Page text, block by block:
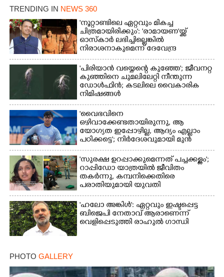
TRENDING IN NEWS 360
'നൂറ്റാണ്ടിലെ ഏറ്റവും മികച്ച
ചിത്രമായിരിക്കും': 'രാമായണ'യ്ക്ക്
ഓസ്കാ‌ർ ലഭിച്ചില്ലെങ്കിൽ
നിരാശനാകുമെന്ന് ദേവേന്ദ്ര
ഫഡ്നാവിസ്
'പിരിയാൻ വയ്യെന്റെ കുഞ്ഞേ'; ജീവനറ്റ
കുഞ്ഞിനെ ചുമലിലേറ്റി നീന്തുന്ന
ഡോൾഫിൻ; കടലിലെ വൈകാരിക
നിമിഷങ്ങൾ
'വൈഭവിനെ
ഒഴിവാക്കേണ്ടതായിരുന്നു,​ ആ
യോഗ്യത ഇപ്പോഴില്ല, ആദ്യം എല്ലാം
പഠിക്കട്ടെ'; നിർദേശവുമായി മുൻ
ക്രിക്കറ്റ് താരം
'സുരക്ഷ ഉറപ്പാക്കുമെന്നത് പച്ചക്കള്ളം';
റാപ്പിഡോ യാത്രയിൽ ജീവിതം
തകർന്നു, കമ്പനിക്കെതിരെ
പരാതിയുമായി യുവതി
'ഹലോ അങ്കിൾ': ഏറ്റവും ഇഷ്ടപ്പെട്ട
ബിജെപി നേതാവ് ആരാണെന്ന്
വെളിപ്പെടുത്തി രാഹുൽ ഗാന്ധി
PHOTO GALLERY